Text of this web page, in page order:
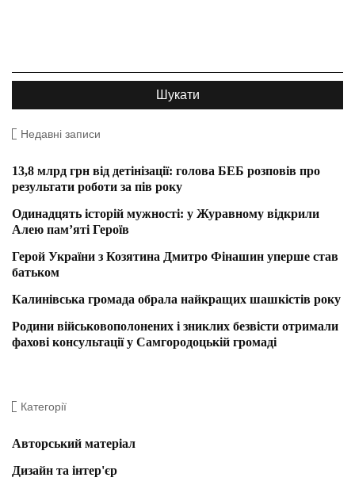
Недавні записи
13,8 млрд грн від детінізації: голова БЕБ розповів про
результати роботи за пів року
Одинадцять історій мужності: у Журавному відкрили
Алею пам’яті Героїв
Герой України з Козятина Дмитро Фінашин уперше став
батьком
Калинівська громада обрала найкращих шашкістів року
Родини військовополонених і зниклих безвісти отримали
фахові консультації у Самгородоцькій громаді
Категорії
Авторський матеріал
Дизайн та інтер'єр